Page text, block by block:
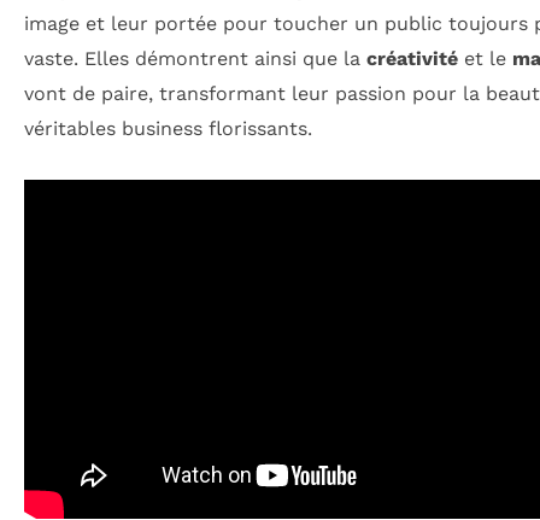
image et leur portée pour toucher un public toujours
vaste. Elles démontrent ainsi que la créativité et le
vont de paire, transformant leur passion pour la
véritables business florissants.